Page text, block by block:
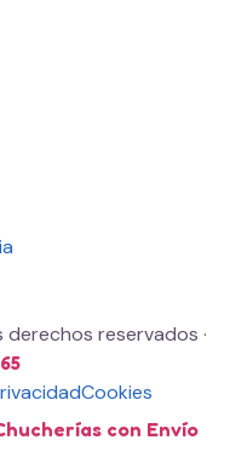
reservados ·
Cookies